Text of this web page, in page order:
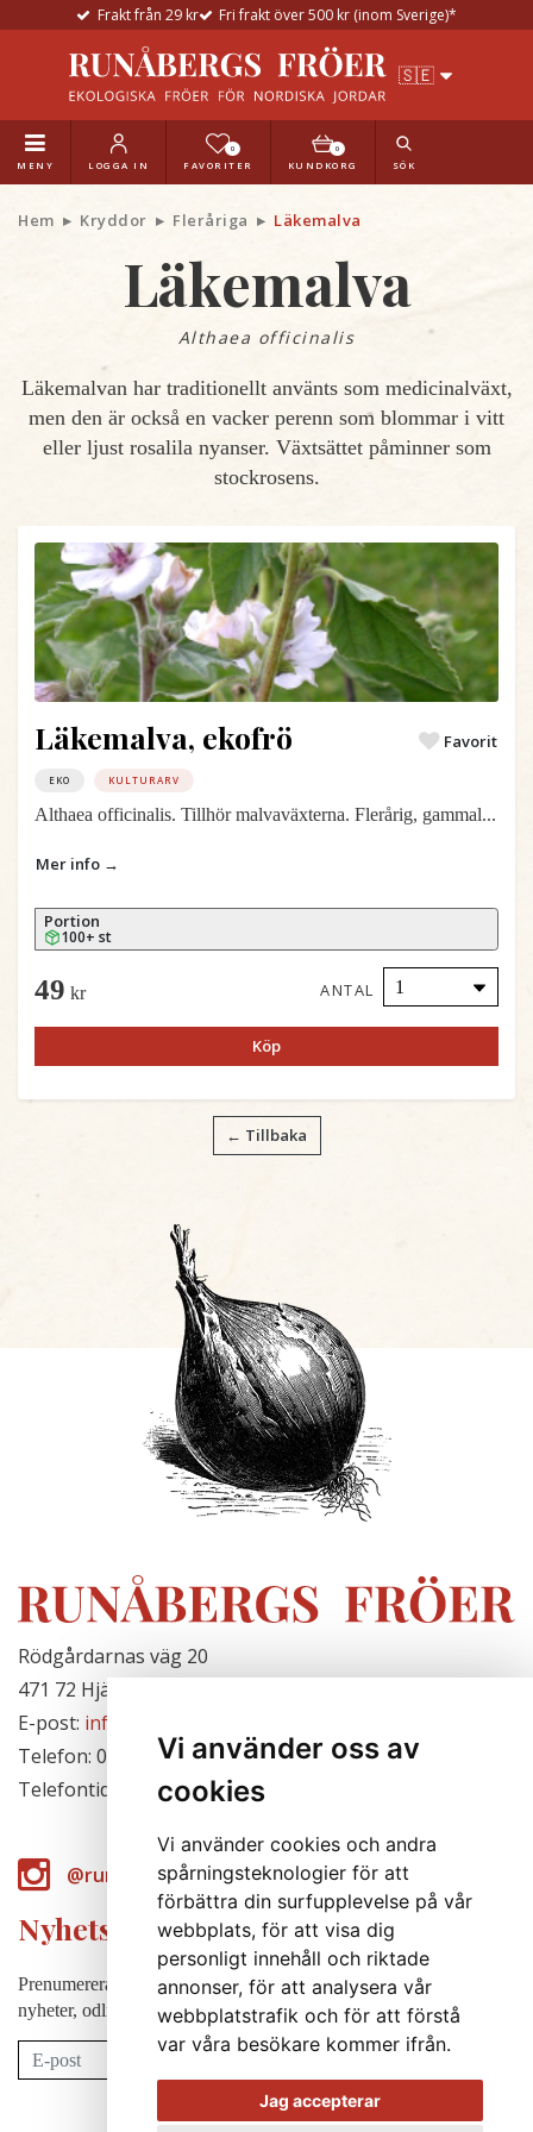
Vi använder oss av
cookies
Vi använder cookies och andra
spårningsteknologier för att
förbättra din surfupplevelse på vår
webbplats, för att visa dig
personligt innehåll och riktade
annonser, för att analysera vår
webbplatstrafik och för att förstå
var våra besökare kommer ifrån.
Jag accepterar
Frakt från 29 kr Fri frakt över 500 kr (inom Sverige)*
MENY LOGGA IN
0
FAVORITER
0
KUNDKORG SÖK
Hem Kryddor Fleråriga Läkemalva
Läkemalva
Althaea officinalis
Läkemalvan har traditionellt använts som medicinalväxt,
men den är också en vacker perenn som blommar i vitt
eller ljust rosalila nyanser. Växtsättet påminner som
stockrosens.
Läkemalva, ekofrö Favorit
EKO KULTURARV
Althaea officinalis. Tillhör malvaväxterna. Flerårig, gammal...
Mer info →
Portion
100+ st
49 kr ANTAL
Köp
← Tillbaka
Rödgårdarnas väg 20
471 72 Hjälteby, Sverige
E-post: info@runabergsfroer.se
Telefon: 0303-777140
Telefontid: Stängt för säsongen
@runabergsfroer
Nyhetsbrev
Prenumerera på vårt nyhetsbrev för att några gånger per år få
nyheter, odlingstips m.m.
Prenumerera